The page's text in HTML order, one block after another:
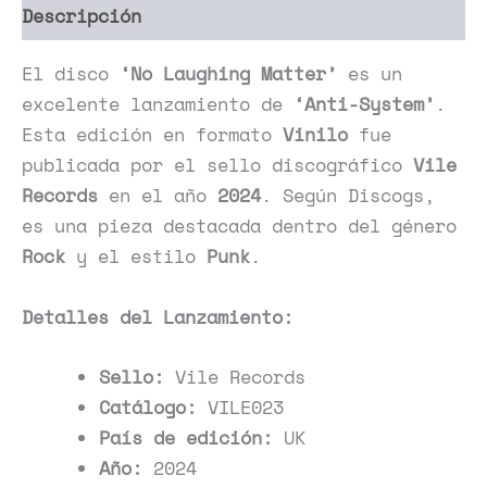
Descripción
El disco ‘No Laughing Matter’ es un
excelente lanzamiento de ‘Anti-System’ .
Esta edición en formato Vinilo fue
publicada por el sello discográfico Vile
Records en el año 2024. Según Discogs,
es una pieza destacada dentro del género
Rock y el estilo Punk.
Detalles del Lanzamiento:
Sello: Vile Records
Catálogo: VILE023
País de edición: UK
Año: 2024